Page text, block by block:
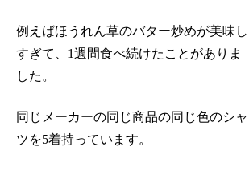
例えばほうれん草のバター炒めが美味し
すぎて、1週間食べ続けたことがありま
した。
同じメーカーの同じ商品の同じ色のシャ
ツを5着持っています。